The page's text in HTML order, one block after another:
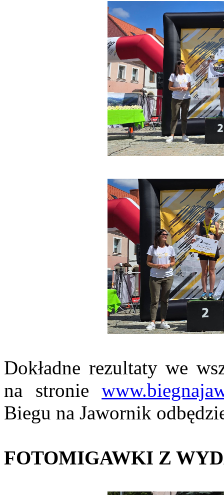
Dokładne rezultaty we
na stronie
Biegu na Jawornik
FOTOMIGAWKI Z